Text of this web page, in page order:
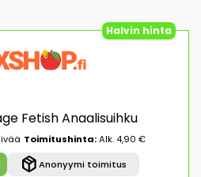
Halvin hinta
Fetish Anaalisuihku
Toimitushinta:Alk. 4,90 €
package_2Anonyymi toimitus